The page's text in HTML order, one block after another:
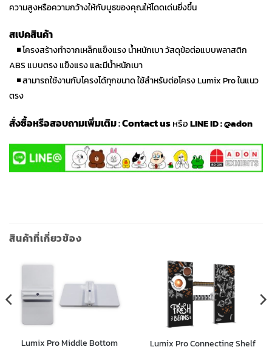
ความสูงหรือความกว้างให้กับบูธของคุณให้โดดเด่นยิ่งขึ้น
สเปคสินค้า
◾โครงสร้างทำจากเหล็กแข็งแรง น้ำหนักเบา วัสดุข้อต่อแบบพลาสติก
ABS แบบตรง แข็งแรง และมีน้ำหนักเบา
◾สามารถใช้งานกับโครงได้ทุกขนาด ใช้สำหรับต่อโครง Lumix Pro ในแนว
ตรง
สั่งซื้อหรือสอบถามเพิ่มเติม:Contact usหรือLINE ID :@adon
สินค้าที่เกี่ยวข้อง
Lumix Pro Middle Bottom
Lumix Pro Connecting Shelf